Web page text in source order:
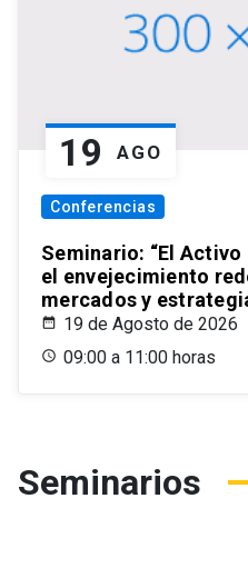
19 AGO
Conferencias
Seminario: “El
el envejecimiento
mercados y
19 de Agosto de 2026
09:00 a 11:00 horas
Seminarios